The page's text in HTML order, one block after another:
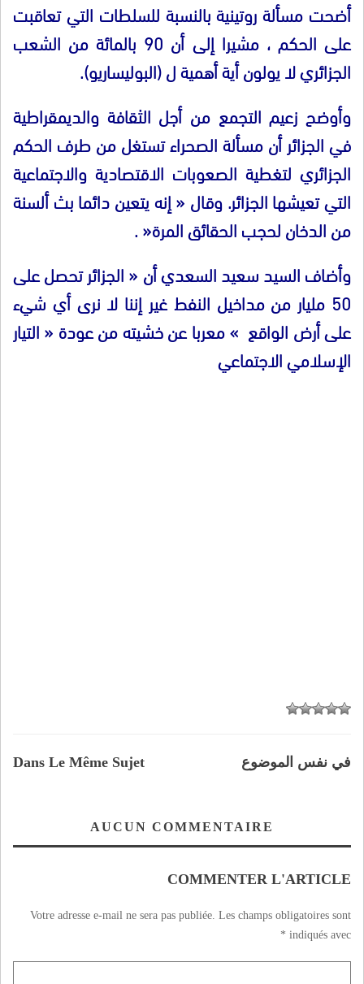
أضحت مسألة روتينية بالنسبة للسلطات التي تعاقبت
على الحكم ، مشيرا إلى أن 90 بالمائة من الشعب
الجزائري لا يولون أية أهمية ل(البوليساريو).
وأوضح زعيم التجمع من أجل الثقافة والديمقراطية
في الجزائر أن مسألة الصحراء تستغل من طرف الحكم
الجزائري لتغطية الصعوبات الاقتصادية والاجتماعية
التي تعيشها الجزائر.وقال«إنه يتعين دائما بث ألسنة
من الدخان لحجب الحقائق المرة« .
وأضاف السيد سعيد السعدي أن«الجزائر تحصل على
50 مليار من مداخيل النفط غير إننا لا نرى أي شيء
على أرض الواقع »معربا عن خشيته من عودة«التيار
الإسلامي الاجتماعي
Dans Le Même Sujet في نفس الموضوع
AUCUN COMMENTAIRE
COMMENTER L'ARTICLE
Votre adresse e-mail ne sera pas publiée. Les champs obligatoires sont
indiqués avec
*